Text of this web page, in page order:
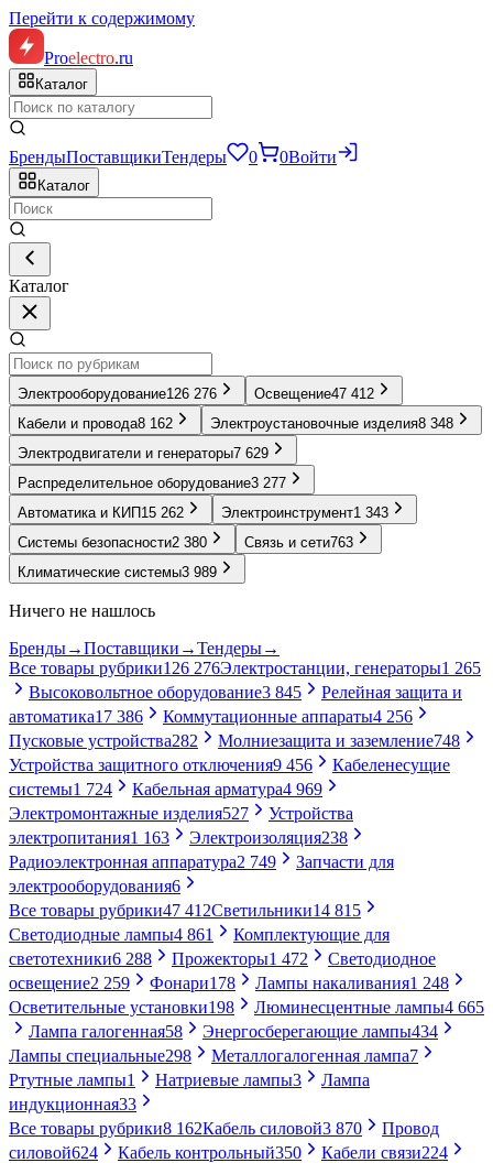
Перейти к содержимому
Proelectro.ru
Каталог
БрендыПоставщикиТендеры 0 0Войти
Каталог
Каталог
Электрооборудование126 276 Освещение47 412
Кабели и провода8 162 Электроустановочные изделия8 348
Электродвигатели и генераторы7 629
Распределительное оборудование3 277
Автоматика и КИП 15 262 Электроинструмент1 343
Системы безопасности2 380 Связь и сети763
Климатические системы3 989
Ничего не нашлось
Бренды→Поставщики →Тендеры→
Все товары рубрики126 276Электростанции, генераторы1 265
Высоковольтное оборудование3 845
Релейная защита и
автоматика17 386 Коммутационные аппараты4 256
Пусковые устройства282 Молниезащита и заземление748
Устройства защитного отключения9 456
Кабеленесущие
системы1 724 Кабельная арматура4 969
Электромонтажные изделия527
Устройства
электропитания1 163 Электроизоляция238
Радиоэлектронная аппаратура2 749
Запчасти для
электрооборудования6
Все товары рубрики47 412Светильники14 815
Светодиодные лампы4 861
Комплектующие для
светотехники6 288 Прожекторы1 472
Светодиодное
освещение2 259 Фонари178 Лампы накаливания1 248
Осветительные установки198 Люминесцентные лампы4 665
Лампа галогенная58 Энергосберегающие лампы434
Лампы специальные298 Металлогалогенная лампа7
Ртутные лампы1 Натриевые лампы3
Лампа
индукционная33
Все товары рубрики8 162Кабель силовой3 870
Провод
силовой624 Кабель контрольный350 Кабели связи224